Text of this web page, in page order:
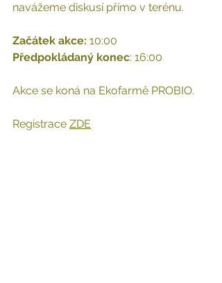
navážeme diskusí přímo v terénu.
Začátek akce: 10:00
Předpokládaný konec: 16:00
Akce se koná na Ekofarmě PROBIO.
Registrace ZDE